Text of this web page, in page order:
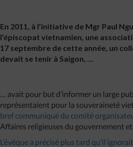
En 2011, à l’initiative de Mgr Paul
l’épiscopat vietnamien, une
17 septembre de cette année, un
devait se tenir à Saigon, …
… avait pour but d’informer un large
représentaient pour la souveraineté
bref communiqué du comité
Affaires religieuses du gouvernement et
L’évêque a précisé plus tard qu’il